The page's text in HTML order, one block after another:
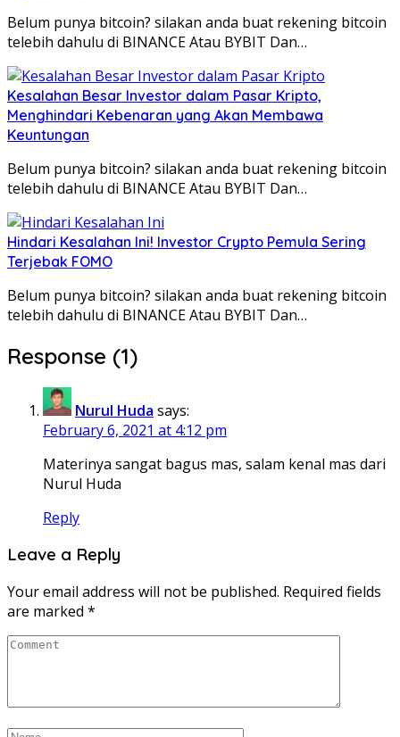
Belum punya bitcoin? silakan anda buat rekening bitcoin
telebih dahulu di BINANCE Atau BYBIT Dan…
Kesalahan Besar Investor dalam Pasar Kripto,
Menghindari Kebenaran yang Akan Membawa
Keuntungan
Belum punya bitcoin? silakan anda buat rekening bitcoin
telebih dahulu di BINANCE Atau BYBIT Dan…
Hindari Kesalahan Ini! Investor Crypto Pemula Sering
Terjebak FOMO
Belum punya bitcoin? silakan anda buat rekening bitcoin
telebih dahulu di BINANCE Atau BYBIT Dan…
Response (1)
Nurul Huda says:
February 6, 2021 at 4:12 pm
Materinya sangat bagus mas, salam kenal mas dari
Nurul Huda
Reply
Leave a Reply
Your email address will not be published. Required fields
are marked *